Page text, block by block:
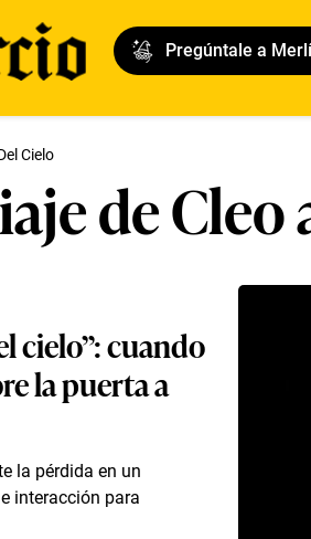
Pregúntale a
Cielo
de
cielo”: cuando
la puerta a
la pérdida en un
interacción para